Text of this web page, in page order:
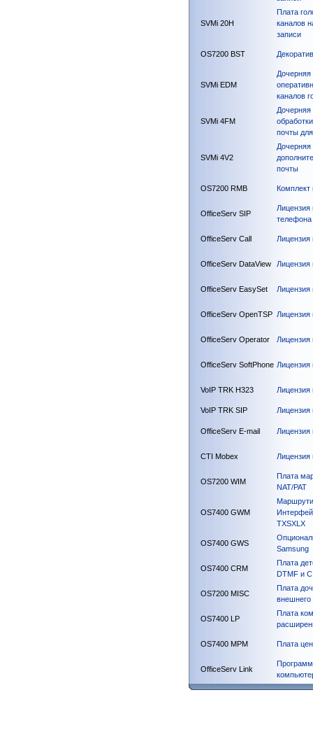
SVMi 20H
Плата
каналов
записи
OS7200 BST
SVMi EDM
каналов
SVMi 4FM
Дочерняя
почты
SVMi 4V2
Дочерняя
почты
OS7200 RMB Комплект
OfficeServ SIP
Лицензия
телефона
OfficeServ Call Лицензия
OfficeServ DataView Лицензия
OfficeServ EasySet Лицензия
OfficeServ OpenTSP Лицензия
OfficeServ Operator Лицензия
OfficeServ SoftPhone Лицензия
VoIP TRK H323 Лицензия
VoIP TRK SIP Лицензия
OfficeServ E-mail Лицензия
CTI Mobex Лицензия
OS7200 WIM
Плата
NAT/PAT
OS7400 GWM
TXSXLX
OS7400 GWS
Samsung
OS7400 CRM
Плата
DTMF и
OS7200 MISC
Плата
внешнего
OS7400 LP
Плата
OS7400 MPM Плата
OfficeServ Link